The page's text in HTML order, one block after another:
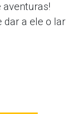
aventuras!
dar a ele o lar